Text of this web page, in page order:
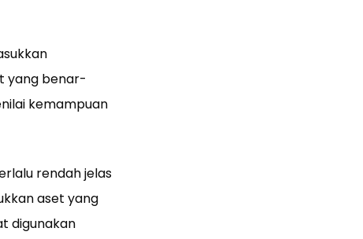
yang benar-
kemampuan
rendah jelas
aset yang
digunakan